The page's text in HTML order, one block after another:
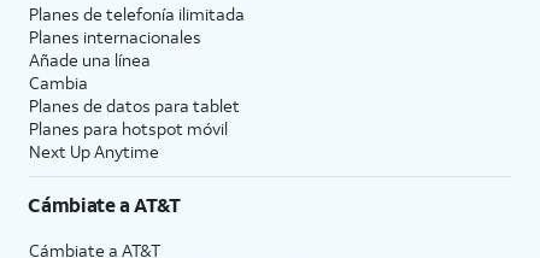
Planes de telefonía ilimitada
Planes internacionales
Añade una línea
Cambia
Planes de datos para tablet
Planes para hotspot móvil
Next Up Anytime
Cámbiate aAT&T
Cámbiate a AT&T